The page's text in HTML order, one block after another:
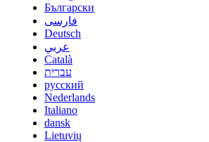
Български
فارسی
Deutsch
عربي
Català
עברית
русский
Nederlands
Italiano
dansk
Lietuvių